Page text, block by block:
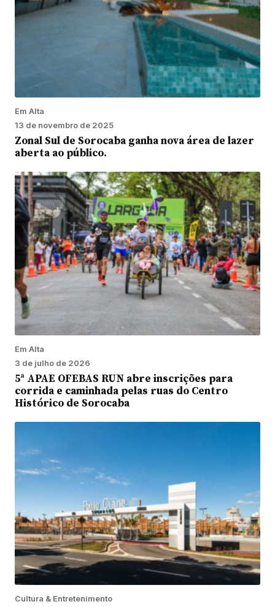
Em Alta
13 de novembro de 2025
Zonal Sul de Sorocaba ganha nova área de lazer
aberta ao público.
Em Alta
3 de julho de 2026
5ª APAE OFEBAS RUN abre inscrições para
corrida e caminhada pelas ruas do Centro
Histórico de Sorocaba
Cultura & Entretenimento